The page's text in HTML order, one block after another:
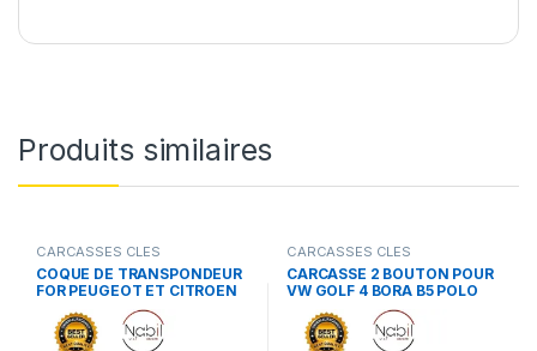
Produits similaires
CARCASSES CLES
COQUE DE TRANSPONDEUR
FOR PEUGEOT ET CITROEN
NO TRONSPONDER
CARCASSES CLES
CARCASSE 2 BOUTON POUR
VW GOLF 4 BORA B5 POLO
JETTA TOURAN SEAT LEON
ALTEA IBIZA TOLEDO SKODA
OCTAVIA SUPERB FABIA